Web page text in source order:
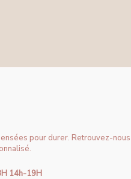
pour durer. Retrouvez-
14h-19H